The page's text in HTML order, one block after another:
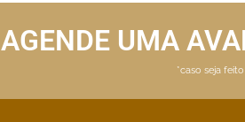
AGENDE UMA
*caso seja